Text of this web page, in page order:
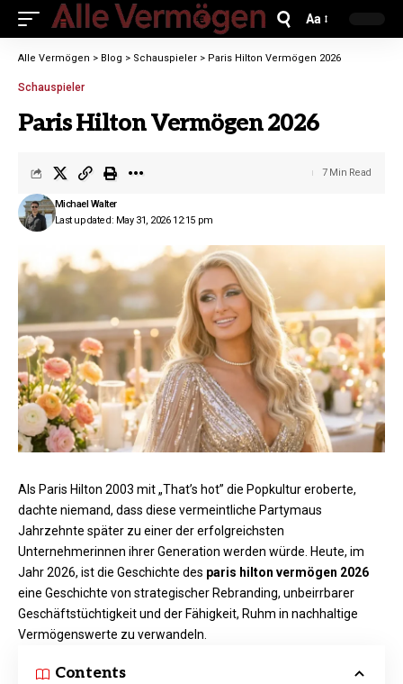
Aa
Alle Vermögen > Blog > Schauspieler > Paris Hilton Vermögen 2026
Schauspieler
Paris Hilton Vermögen 2026
Last updated: May 31, 2026 12:15 pm
Michael Walter
7 Min Read
Als Paris Hilton 2003 mit „That’s hot” die Popkultur eroberte,
dachte niemand, dass diese vermeintliche Partymaus
Jahrzehnte später zu einer der erfolgreichsten
Unternehmerinnen ihrer Generation werden würde. Heute, im
Jahr 2026, ist die Geschichte des paris hilton vermögen 2026
eine Geschichte von strategischer Rebranding, unbeirrbarer
Geschäftstüchtigkeit und der Fähigkeit, Ruhm in nachhaltige
Vermögenswerte zu verwandeln.
Contents